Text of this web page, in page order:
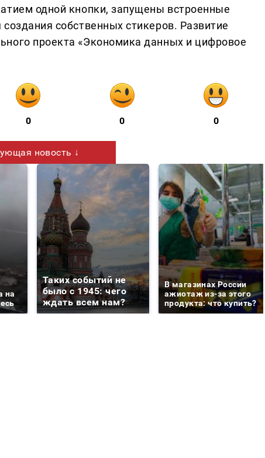
одной кнопки, запущены встроенные
собственных стикеров. Развитие
проекта «Экономика данных и цифровое
0 0 0
новость ↓
на
Таких событий не
было с 1945: чего
ждать всем нам?
В магазинах России
ажиотаж из-за этого
продукта: что купить?